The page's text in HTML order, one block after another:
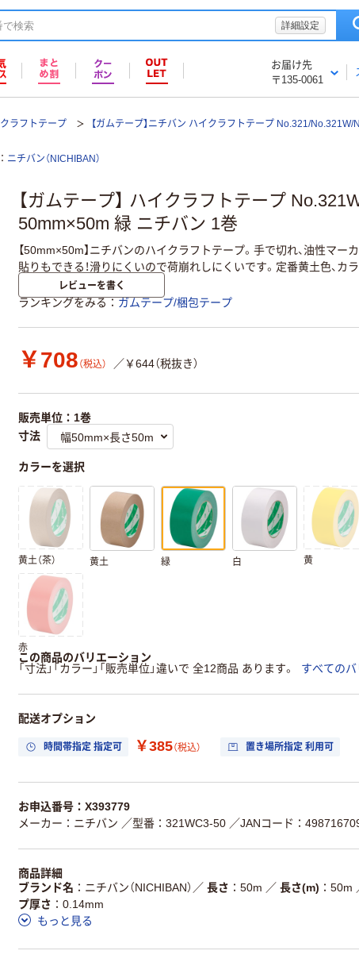
詳細設定
お届け先
〒135-0061
クラフトテープ 【ガムテープ】ニチバン ハイクラフトテープ No.321/
ニチバン（NICHIBAN）
【ガムテープ】 ハイクラフトテープ
50mm×50m 緑 ニチバン 1巻
【50mm×50m】ニチバンのハイクラフトテープ。手で切れ、油性マー
貼りもできる！滑りにくいので荷崩れしにくいです。定番黄土色、カ
レビューを書く
ランキングをみる ガムテープ/梱包テープ
￥708 （税込） ／￥644（税抜き）
販売単位：1巻
寸法
カラーを選択
黄土（茶） 黄土 緑 白 黄
赤
この商品のバリエーション
「寸法」「カラー」「販売単位」違いで 全12商品 あります。
すべての
配送オプション
時間帯指定 指定可 ￥385（税込） 置き場所指定 利用可
お申込番号：X393779
メーカー：ニチバン ／型番：321WC3-50 ／JANコード：
商品詳細
ブランド名
ニチバン（NICHIBAN） ／ 長さ 50m ／ 長さ(m) 50m
プ厚さ
0.14mm
もっと見る